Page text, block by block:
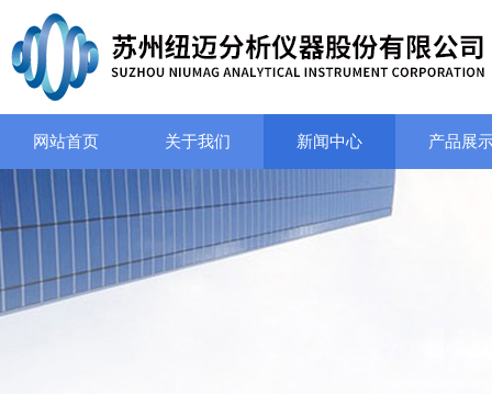
网站首页 关于我们 新闻中心 产品展